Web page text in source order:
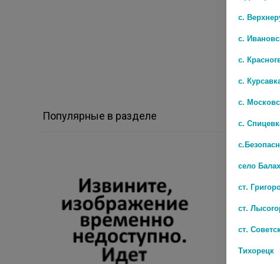
Популярные в разделе
с.
с.
с.
с.
с.
с.
село
ст.
ст.
ст.
Тихорецк